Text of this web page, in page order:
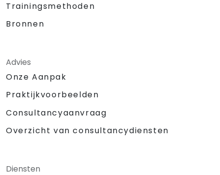
Trainingsmethoden
Bronnen
Advies
Onze Aanpak
Praktijkvoorbeelden
Consultancyaanvraag
Overzicht van consultancydiensten
Diensten